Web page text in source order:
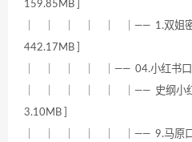
159.85MB ]
｜ ｜ ｜ ｜ ｜ ｜—— 1.双姐密
442.17MB ]
｜ ｜ ｜ ｜ ｜—— 04.小红书口诀
｜ ｜ ｜ ｜ ｜ ｜—— 史纲小红
3.10MB ]
｜ ｜ ｜ ｜ ｜ ｜—— 9.马原口